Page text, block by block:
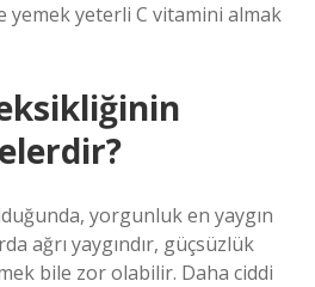
yemek yeterli C vitamini almak
yorgunluk en yaygın
ağrı yaygındır, güçsüzlük
bile zor olabilir. Daha ciddi